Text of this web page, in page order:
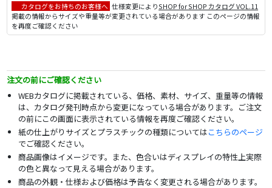
カタログをお持ちのお客様へ 仕様変更によりSHOP for SHOP カタログ VOL.11
掲載の情報からサイズや重量等が変更されている場合があります このページの情報
を再度ご確認ください
注文の前にご確認ください
WEBカタログに掲載されている、価格、素材、サイズ、重量等の情報
は、カタログ発刊時点から変更になっている場合があります。ご注文
の前にこの画面に表示されている情報を再度ご確認ください。
紙の仕上がりサイズとプラスチックの種類についてはこちらのページ
でご確認ください。
商品画像はイメージです。また、色合いはディスプレイの特性上実際
の色と異なって見える場合があります。
商品の外観・仕様および価格は予告なく変更される場合があります。